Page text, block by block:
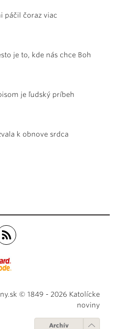
páčil čoraz viac
je to, kde nás chce Boh
je ľudský príbeh
k obnove srdca
© 1849 - 2026 Katolícke
noviny
Archív